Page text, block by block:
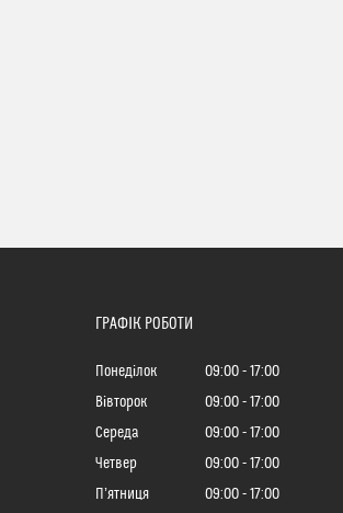
ГРАФІК РОБОТИ
Понеділок 09:00
17:00
Вівторок
09:00
17:00
Середа
09:00
17:00
Четвер
09:00
17:00
Пʼятниця
09:00 17:00